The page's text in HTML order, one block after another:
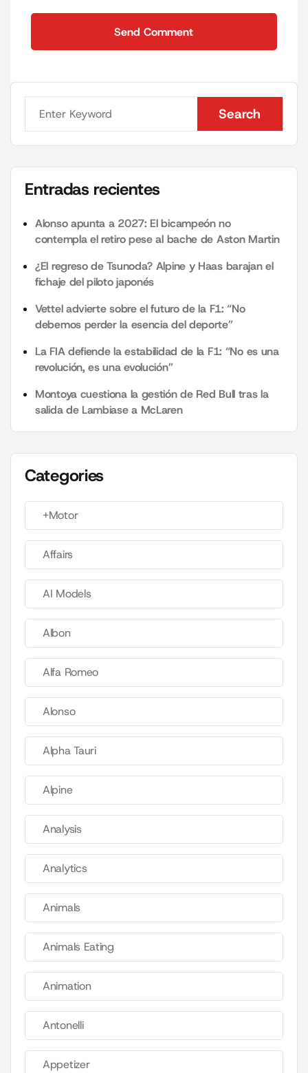
Send Comment
Search
Search
Entradas recientes
Alonso apunta a 2027: El bicampeón no
contempla el retiro pese al bache de Aston Martin
¿El regreso de Tsunoda? Alpine y Haas barajan el
fichaje del piloto japonés
Vettel advierte sobre el futuro de la F1: “No
debemos perder la esencia del deporte”
La FIA defiende la estabilidad de la F1: “No es una
revolución, es una evolución”
Montoya cuestiona la gestión de Red Bull tras la
salida de Lambiase a McLaren
Categories
+Motor
Affairs
AI Models
Albon
Alfa Romeo
Alonso
Alpha Tauri
Alpine
Analysis
Analytics
Animals
Animals Eating
Animation
Antonelli
Appetizer